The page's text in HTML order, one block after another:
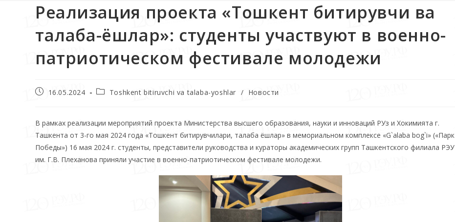
Реализация проекта «Тошкент битирувчи ва
талаба-ёшлар»: студенты участвуют в военно-
патриотическом фестивале молодежи
16.05.2024 Toshkent bitiruvchi va talaba-yoshlar / Новости
В рамках реализации мероприятий проекта Министерства высшего образования, науки и инноваций РУз и Хокимията г.
Ташкента от 3-го мая 2024 года «Тошкент битирувчилари, талаба ёшлар» в мемориальном комплексе «G`alaba bog`i» («Парк
Победы») 16 мая 2024 г. студенты, представители руководства и кураторы академических групп Ташкентского филиала РЭУ
им. Г.В. Плеханова приняли участие в военно-патриотическом фестивале молодежи.